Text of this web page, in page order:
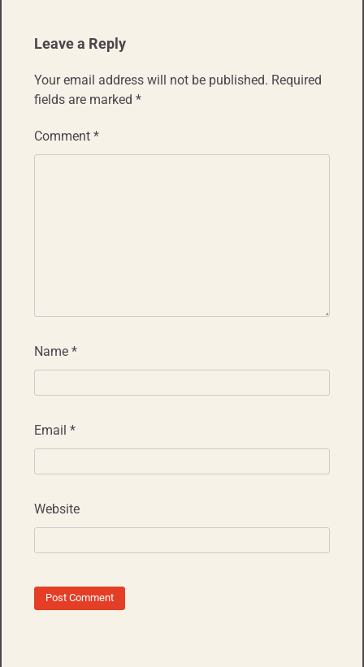
Leave a Reply
Your email address will not be published. Required
fields are marked *
Comment *
Name *
Email *
Website